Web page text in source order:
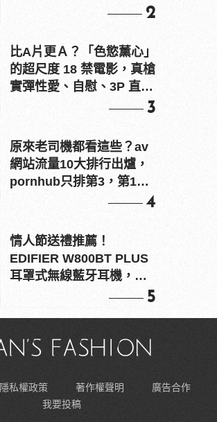
2
比A片更Ａ？「色慾薰心」
的超尺度 18 禁電影，真槍
實彈性愛、自慰、3P 直接
3
原來老司機都看這些？av
網站流量10大排行出爐，
pornhub只排第3，第1名
4
情人節送禮推薦！
EDIFIER W800BT PLUS
耳罩式無線藍牙耳機，在
5
隱私權政策 著作權聲明
廣告合作
我要投稿